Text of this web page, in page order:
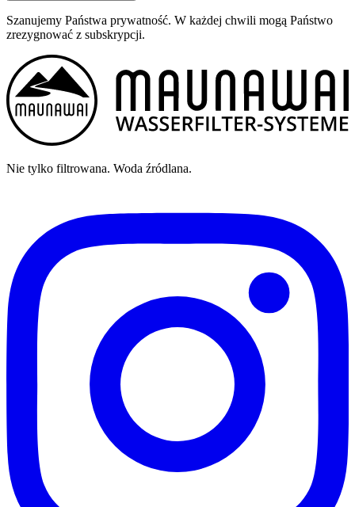
Szanujemy Państwa prywatność. W każdej chwili mogą Państwo
zrezygnować z subskrypcji.
Nie tylko filtrowana. Woda źródlana.